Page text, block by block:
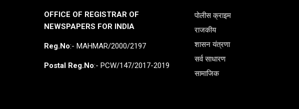
OFFICE OF REGISTRAR OF
NEWSPAPERS FOR INDIA
Reg.No:- MAHMAR/2000/2197
Postal Reg.No:- PCW/147/2017-2019
पोलीस क्राइम
राजकीय
शासन यंत्रणा
सर्व साधारण
सामाजिक